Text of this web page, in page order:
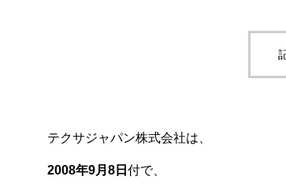
テクサジャパン株式会社は、
2008年9月8日 付で、